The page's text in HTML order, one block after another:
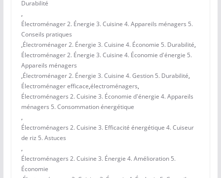
Durabilité
,
Électroménager 2. Énergie 3. Cuisine 4. Appareils ménagers 5.
Conseils pratiques
,Électroménager 2. Énergie 3. Cuisine 4. Économie 5. Durabilité,
Électroménager 2. Énergie 3. Cuisine 4. Économie d'énergie 5.
Appareils ménagers
,Électroménager 2. Énergie 3. Cuisine 4. Gestion 5. Durabilité,
Électroménager efficace,électroménagers,
Électroménagers 2. Cuisine 3. Économie d'énergie 4. Appareils
ménagers 5. Consommation énergétique
,
Électroménagers 2. Cuisine 3. Efficacité énergétique 4. Cuiseur
de riz 5. Astuces
,
Électroménagers 2. Cuisine 3. Énergie 4. Amélioration 5.
Économie